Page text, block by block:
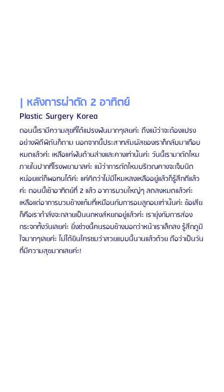
| หลังการผ่าตัด 2 อาทิตย์
Plastic Surgery Korea
ตอนนี้เรามีความสุขที่ได้แปรงฟันมากๆเลยค่ะ ถึงแม้ว่าจะต้องแปรง
อย่างพิถีพิถันก็ตาม นอกจากนี้ประสาทสัมผัสของเราก็กลับมาเกือบ
หมดแล้วค่ะ เหลือแค่ฟันด้านล่างและคางเท่านั้นค่ะ วันนี้เรามาตัดไหม
ภายในปากที่โรงพยาบาลค่ะ แม้ว่าการตัดไหมบริเวณคางจะเจ็บนิด
หน่อยแต่ก็พอทนได้ค่ะ แค่คิดว่าไม่มีไหมหลงเหลืออยู่แล้วก็รู้สึกดีแล้ว
ค่ะ ตอนนี้เข้าอาทิตย์ที่ 2 แล้ว อาการบวมใหญ่ๆ ลดลงหมดแล้วค่ะ
เหลือแต่อาการบวมข้างแก้มที่เหมือนกับการอมลูกอมเท่านั้นค่ะ ข้อเสีย
ก็คือเรากำลังจะกลายเป็นนกหงส์หยกอยู่แล้วค่ะ เรายุ่งกับการส่อง
กระจกทั้งวันเลยค่ะ ยิ่งช่วงนี้คนรอบข้างบอกว่าหน้าเราเล็กลง รู้สึกภูมิ
ใจมากๆเลยค่ะ ไม่ได้ยินใครชมว่าสวยแบบนี้นานแล้วด้วย ถือว่าเป็นวัน
ที่มีความสุขมากเลยค่ะ!